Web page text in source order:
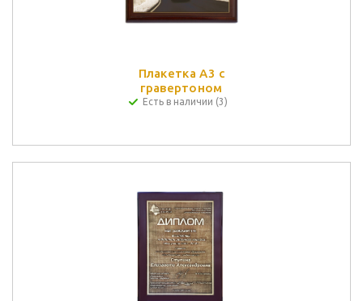
Плакетка А3 с
гравертоном
Есть в наличии (3)